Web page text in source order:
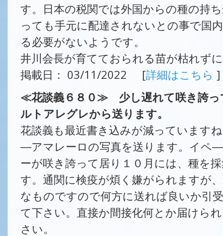
す。日本の税関では外国からの種の持
っても手元に配達されないとの事で国
る必要がないようです。
井川会長が育てておられる苗が枯れず
掲載日： 03/11/2022 [詳細はこちら ]
≪花談義６８０≫ 少し遅れて咲き誇っ
ルトアレグレから送ります。
花談義も最近書き込みが減っています
―アマレーロの写真を送ります。イペ
ーが咲き誇って居り１０月には、種を
す。通関に検疫が煩く嫌がられますが
なものですので何方に送れば良いか引
て下さい。直接か間接化何とか届けら
さい。